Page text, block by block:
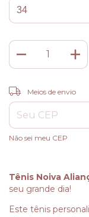
Entregas para o CEP:
Meios de envio
Não sei meu CEP
Tênis Noiva
seu grande dia!
Este tênis